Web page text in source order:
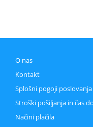
O nas
Kontakt
Splošni pogoji poslovanja
Stroški pošiljanja in čas
Načini plačila